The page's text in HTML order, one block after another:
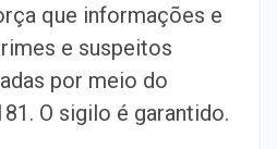
que informações e
e suspeitos
por meio do
O sigilo é garantido.